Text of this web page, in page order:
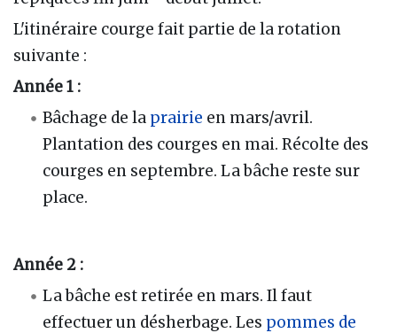
L'itinéraire courge fait partie de la rotation
suivante :
Année 1 :
Bâchage de la prairie en mars/avril.
Plantation des courges en mai. Récolte des
courges en septembre. La bâche reste sur
place.
Année 2 :
La bâche est retirée en mars. Il faut
effectuer un désherbage. Les pommes de